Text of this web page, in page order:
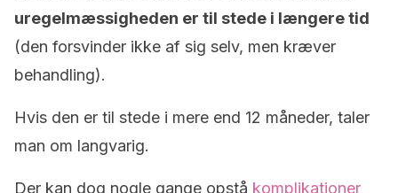
uregelmæssigheden er til stede i længere tid
(den forsvinder ikke af sig selv, men kræver
behandling).
Hvis den er til stede i mere end 12 måneder, taler
man om langvarig.
Der kan dog nogle gange opstå komplikationer